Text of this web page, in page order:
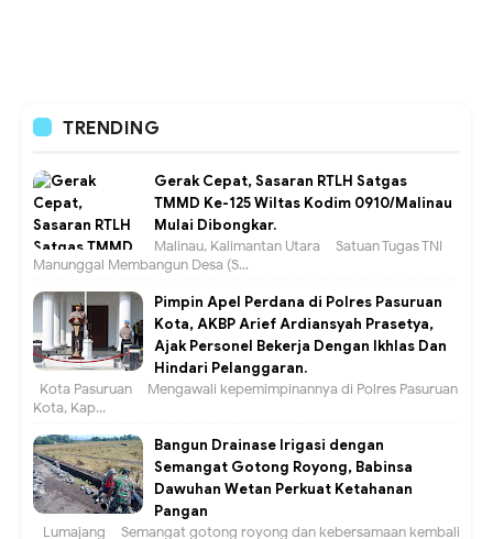
TRENDING
Gerak Cepat, Sasaran RTLH Satgas
TMMD Ke-125 Wiltas Kodim 0910/Malinau
Mulai Dibongkar.
Malinau, Kalimantan Utara – Satuan Tugas TNI
Manunggal Membangun Desa (S...
Pimpin Apel Perdana di Polres Pasuruan
Kota, AKBP Arief Ardiansyah Prasetya,
Ajak Personel Bekerja Dengan Ikhlas Dan
Hindari Pelanggaran.
Kota Pasuruan – Mengawali kepemimpinannya di Polres Pasuruan
Kota, Kap...
Bangun Drainase Irigasi dengan
Semangat Gotong Royong, Babinsa
Dawuhan Wetan Perkuat Ketahanan
Pangan
Lumajang – Semangat gotong royong dan kebersamaan kembali